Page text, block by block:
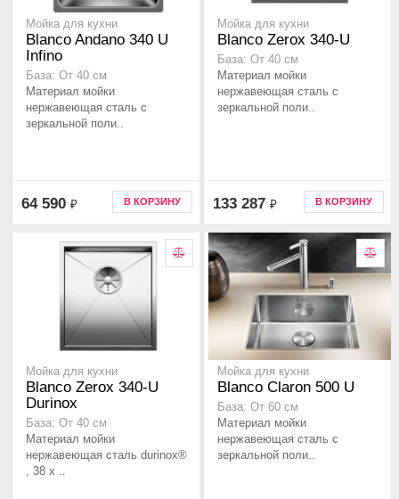
Мойка для кухни
Blanco Andano 340 U
Infino
База: От 40 см
Материал мойки
нержавеющая сталь с
зеркальной поли..
64 590 ₽ В КОРЗИНУ
Мойка для кухни
Blanco Zerox 340-U
База: От 40 см
Материал мойки
нержавеющая сталь с
зеркальной поли..
133 287 ₽ В КОРЗИНУ
Мойка для кухни
Blanco Zerox 340-U
Durinox
База: От 40 см
Материал мойки
нержавеющая сталь durinox®
, 38 x ..
Мойка для кухни
Blanco Claron 500 U
База: От 60 см
Материал мойки
нержавеющая сталь с
зеркальной поли..